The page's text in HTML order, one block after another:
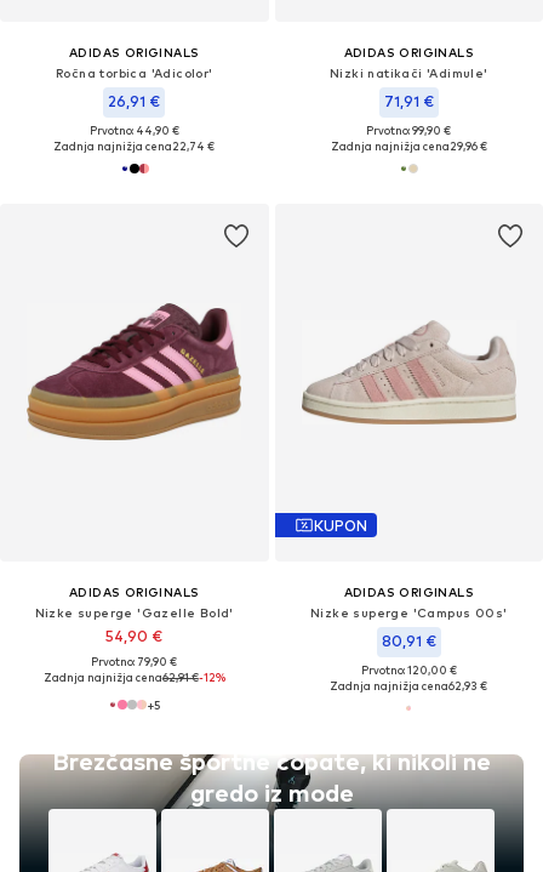
ADIDAS ORIGINALS
Ročna torbica 'Adicolor'
26,91 €
Prvotno: 44,90 €
Zadnja najnižja cena22,74 €
ADIDAS ORIGINALS
Nizki natikači 'Adimule'
71,91 €
Prvotno: 99,90 €
Zadnja najnižja cena29,96 €
ADIDAS ORIGINALS
Nizke superge 'Gazelle Bold'
54,90 €
Prvotno: 79,90 €
Zadnja najnižja cena62,91 €-12%
+5
KUPON
ADIDAS ORIGINALS
Nizke superge 'Campus 00s'
80,91 €
Prvotno: 120,00 €
Zadnja najnižja cena62,93 €
Brezčasne športne copate, ki nikoli ne
gredo iz mode